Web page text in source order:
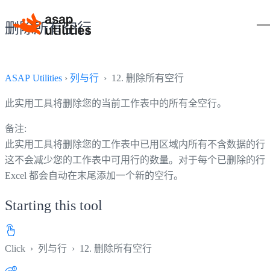
删除所有空行
ASAP Utilities › 列与行 › 12. 删除所有空行
此实用工具将删除您的当前工作表中的所有全空行。
备注:
此实用工具将删除您的工作表中已用区域内所有不含数据的行
这不会减少您的工作表中可用行的数量。对于每个已删除的行
Excel 都会自动在末尾添加一个新的空行。
Starting this tool
Click › 列与行 › 12. 删除所有空行